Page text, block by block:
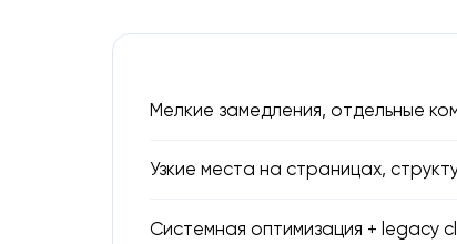
Мелкие замедления, отдельные
Узкие места на страницах,
Системная оптимизация + legacy